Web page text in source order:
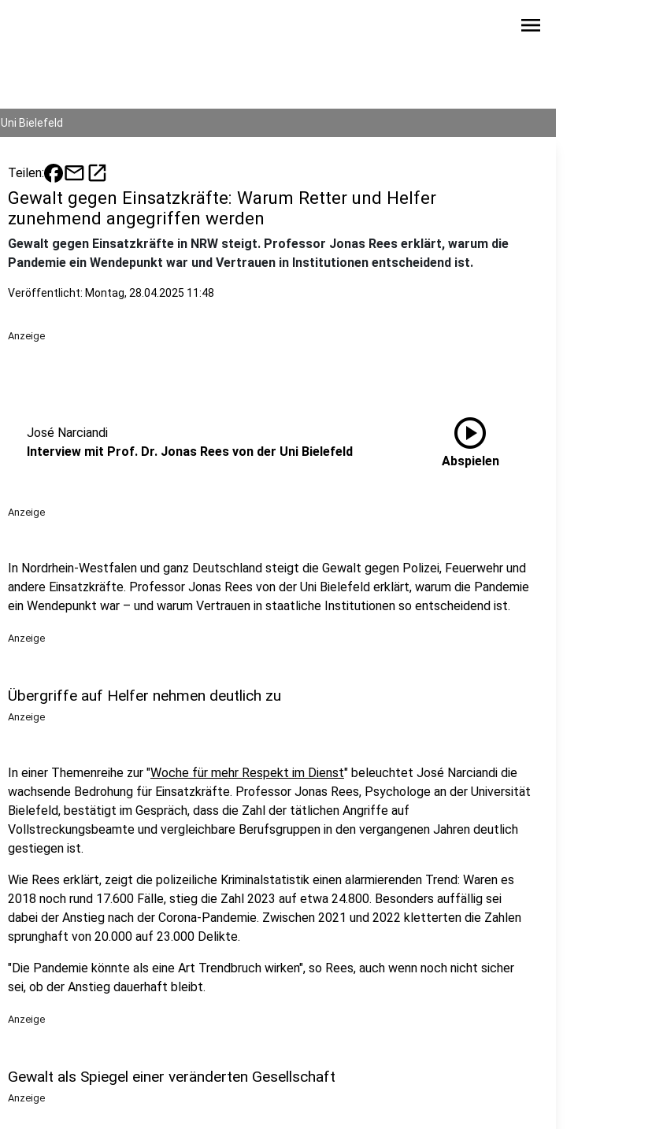
menu
Uni Bielefeld
Teilen: mailopen_in_new
Gewalt gegen Einsatzkräfte: Warum Retter und Helfer
zunehmend angegriffen werden
Gewalt gegen Einsatzkräfte in NRW steigt. Professor Jonas Rees erklärt, warum die
Pandemie ein Wendepunkt war und Vertrauen in Institutionen entscheidend ist.
Veröffentlicht: Montag, 28.04.2025 11:48
Anzeige
José Narciandi
Interview mit Prof. Dr. Jonas Rees von der Uni Bielefeld
play_circle
Abspielen
Anzeige
In Nordrhein-Westfalen und ganz Deutschland steigt die Gewalt gegen Polizei, Feuerwehr und
andere Einsatzkräfte. Professor Jonas Rees von der Uni Bielefeld erklärt, warum die Pandemie
ein Wendepunkt war – und warum Vertrauen in staatliche Institutionen so entscheidend ist.
Anzeige
Übergriffe auf Helfer nehmen deutlich zu
Anzeige
In einer Themenreihe zur "Woche für mehr Respekt im Dienst" beleuchtet José Narciandi die
wachsende Bedrohung für Einsatzkräfte. Professor Jonas Rees, Psychologe an der Universität
Bielefeld, bestätigt im Gespräch, dass die Zahl der tätlichen Angriffe auf
Vollstreckungsbeamte und vergleichbare Berufsgruppen in den vergangenen Jahren deutlich
gestiegen ist.
Wie Rees erklärt, zeigt die polizeiliche Kriminalstatistik einen alarmierenden Trend: Waren es
2018 noch rund 17.600 Fälle, stieg die Zahl 2023 auf etwa 24.800. Besonders auffällig sei
dabei der Anstieg nach der Corona-Pandemie. Zwischen 2021 und 2022 kletterten die Zahlen
sprunghaft von 20.000 auf 23.000 Delikte.
"Die Pandemie könnte als eine Art Trendbruch wirken", so Rees, auch wenn noch nicht sicher
sei, ob der Anstieg dauerhaft bleibt.
Anzeige
Gewalt als Spiegel einer veränderten Gesellschaft
Anzeige